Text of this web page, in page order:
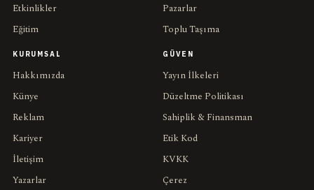
Etkinlikler
Eğitim
Pazarlar
Toplu Taşıma
KURUMSAL
Hakkımızda
Künye
Reklam
Kariyer
İletişim
Yazarlar
GÜVEN
Yayın İlkeleri
Düzeltme Politikası
Sahiplik & Finansman
Etik Kod
KVKK
Çerez